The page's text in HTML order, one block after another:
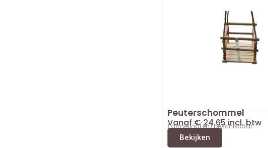
Peuterschommel
Vanaf€24,65incl. btw
1 afmeting(en) beschikbaar
Bekijken